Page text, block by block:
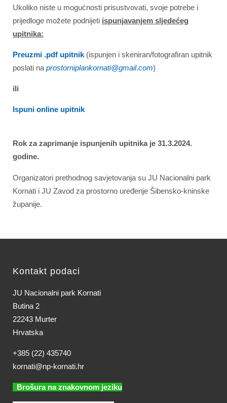
Ukoliko niste u mogućnosti prisustvovati, svoje potrebe i
prijedloge možete podnijeti ispunjavanjem sljedećeg
upitnika:
Preuzmi .pdf upitnik (ispunjen i skeniran/fotografiran upitnik
poslati na prostorniplankornati@gmail.com)
ili
Ispuni online upitnik
Rok za zaprimanje ispunjenih upitnika je 31.3.2024.
godine.
Organizatori prethodnog savjetovanja su JU Nacionalni park
Kornati i JU Zavod za prostorno uređenje Šibensko-kninske
županije.
Kontakt podaci
JU Nacionalni park Kornati
Butina 2
22243 Murter
Hrvatska
+385 (22) 435740
kornati@np-kornati.hr
Brošura na znakovnom jeziku